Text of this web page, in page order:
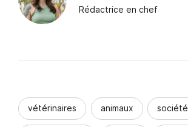
Rédactrice en chef
vétérinaires animaux société